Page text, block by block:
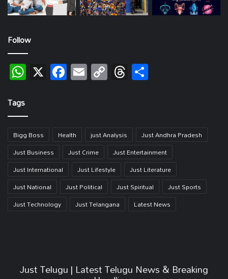
Follow
WhatsApp
X Facebook
EmailCopy
Link
Threads
Tags
Bigg Boss Health just Analysis
Just Andhra Pradesh
Just Business
Just Crime
Just Entertainment
Just International
Just Lifestyle
Just Literature
Just National
Just Political Just Spiritual
Just Sports
Just Technology
Just Telangana Latest News
Just Telugu | Latest Telugu News & Breaking